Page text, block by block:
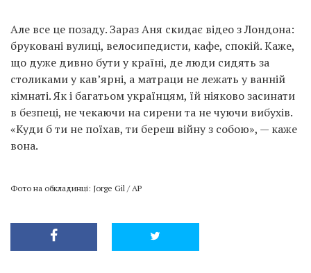
Але все це позаду. Зараз Аня скидає відео з Лондона:
бруковані вулиці, велосипедисти, кафе, спокій. Каже,
що дуже дивно бути у країні, де люди сидять за
столиками у кав’ярні, а матраци не лежать у ванній
кімнаті. Як і багатьом українцям, їй ніяково засинати
в безпеці, не чекаючи на сирени та не чуючи вибухів.
«Куди б ти не поїхав, ти береш війну з собою», — каже
вона.
Фото на обкладинці: Jorge Gil / AP